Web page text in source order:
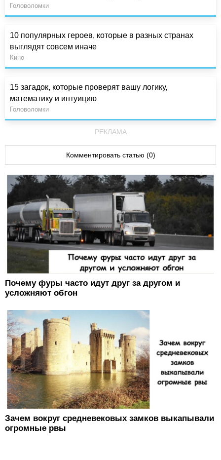
Головоломки
10 популярных героев, которые в разных странах
выглядят совсем иначе
Кино
15 загадок, которые проверят вашу логику,
математику и интуицию
Головоломки
РЕКЛАМА
Комментировать статью (0)
Почему фуры часто идут друг за другом и
усложняют обгон
Зачем вокруг средневековых замков выкапывали
огромные рвы